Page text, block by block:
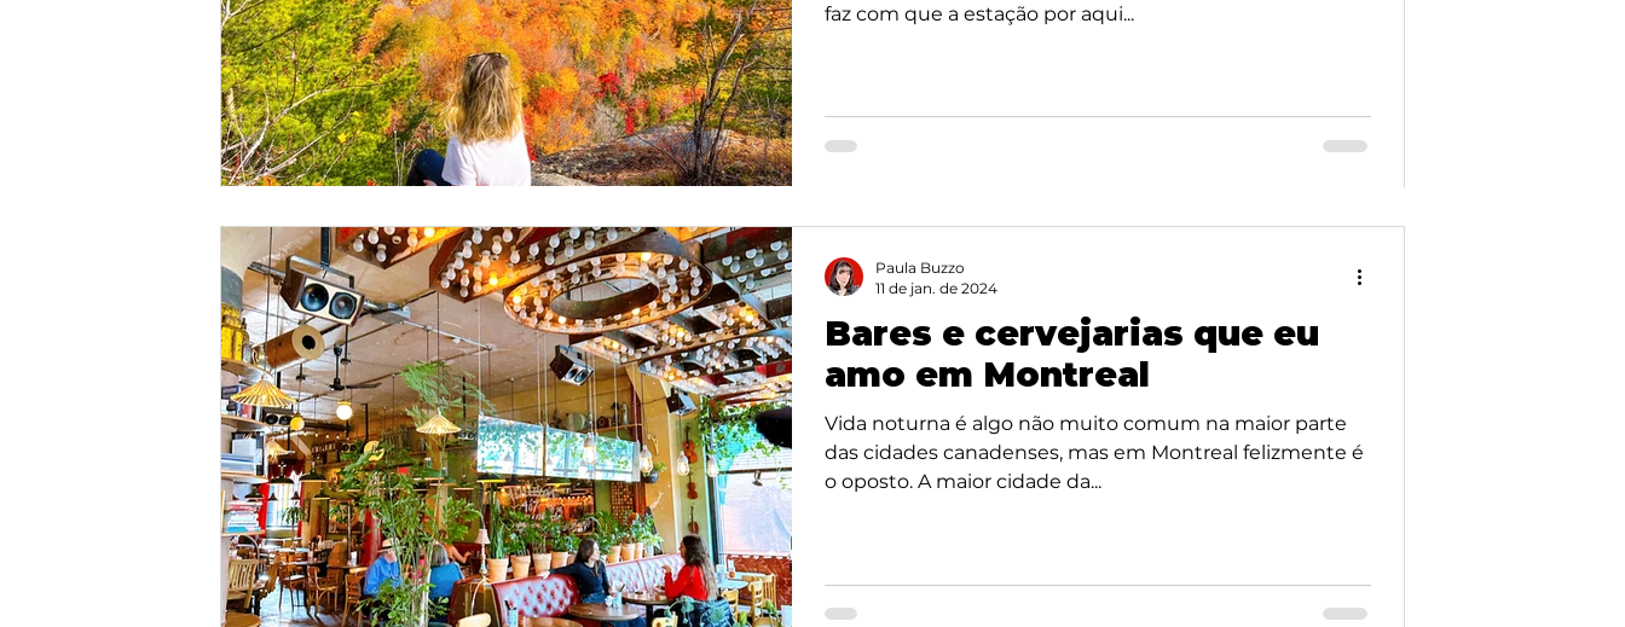
faz com que a estação por aqui...
Bares e cervejarias que eu
amo em Montreal
Vida noturna é algo não muito comum na maior parte
das cidades canadenses, mas em Montreal felizmente é
o oposto. A maior cidade da...
Paula Buzzo
11 de jan. de 2024